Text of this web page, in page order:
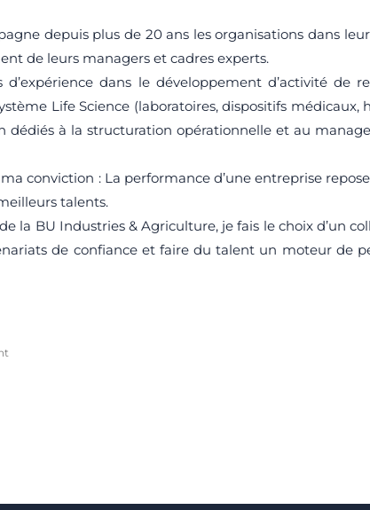
depuis plus de 20 ans les organisations dans
de leurs managers et cadres experts.
dans le développement d’activité de
Life Science (laboratoires, dispositifs médicaux,
dédiés à la structuration opérationnelle et au
conviction : La performance d’une entreprise
talents.
la BU Industries & Agriculture, je fais le choix d’un
de confiance et faire du talent un moteur de